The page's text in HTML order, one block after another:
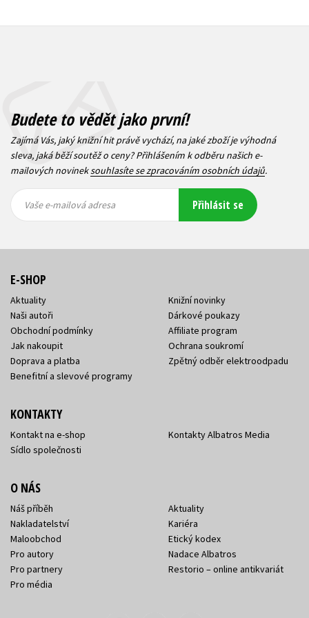
Budete to vědět jako první!
Zajímá Vás, jaký knižní hit právě vychází, na jaké zboží je výhodná
sleva, jaká běží soutěž o ceny? Přihlášením k odběru našich e-
mailových novineksouhlasíte se zpracováním osobních údajů.
mailová
mailová
Vaše e-mailová adresa Přihlásit se
E-SHOP
Aktuality
Naši autoři
Obchodní podmínky
Jak nakoupit
Doprava a platba
Benefitní a slevové programy
Knižní novinky
Dárkové poukazy
Affiliate program
Ochrana soukromí
Zpětný odběr elektroodpadu
KONTAKTY
Kontakt na e-shop
Sídlo společnosti
Kontakty Albatros Media
O NÁS
Náš příběh
Nakladatelství
Maloobchod
Pro autory
Pro partnery
Pro média
Aktuality
Kariéra
Etický kodex
Nadace Albatros
Restorio – online antikvariát